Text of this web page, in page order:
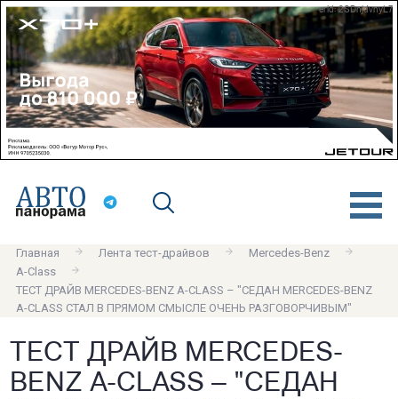
erid: 2SDnjdvnyL7
Главная Лента тест-драйвов
Mercedes-Benz
A-Class
ТЕСТ ДРАЙВ MERCEDES-BENZ A-CLASS – "СЕДАН MERCEDES-BENZ
A-CLASS СТАЛ В ПРЯМОМ СМЫСЛЕ ОЧЕНЬ РАЗГОВОРЧИВЫМ"
ТЕСТ ДРАЙВ MERCEDES-
BENZ A-CLASS – "СЕДАН